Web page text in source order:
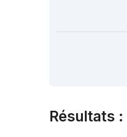
Résultats :